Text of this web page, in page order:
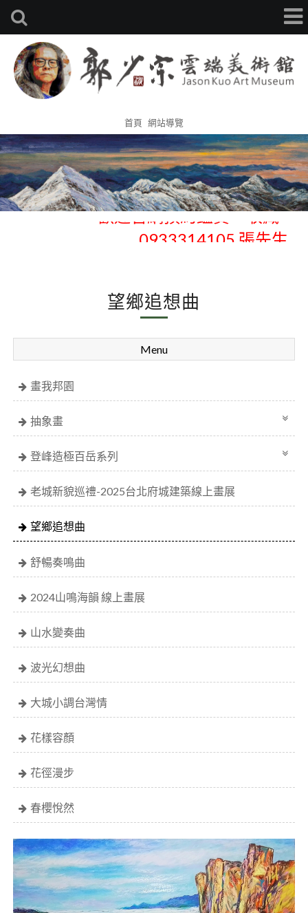
首頁 網站導覽
歡迎官網預約鑑賞、收藏 -
0933314105 張先生
望鄉追想曲
Menu
畫我邦園
抽象畫
登峰造極百岳系列
老城新貌巡禮-2025台北府城建築線上畫展
望鄉追想曲
舒暢奏鳴曲
2024山鳴海韻 線上畫展
山水變奏曲
波光幻想曲
大城小調台灣情
花樣容顏
花徑漫步
春櫻悅然